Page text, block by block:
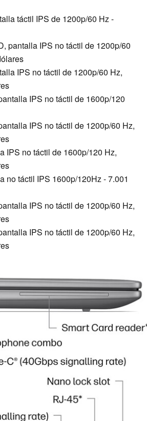
táctil IPS de 1200p/60 Hz -
pantalla IPS no táctil de 1200p/60
IPS no táctil de 1200p/60 Hz,
IPS no táctil de 1600p/120
IPS no táctil de 1200p/60 Hz,
IPS no táctil de 1600p/120 Hz,
no táctil IPS 1600p/120Hz - 7.001
IPS no táctil de 1200p/60 Hz,
IPS no táctil de 1200p/60 Hz,